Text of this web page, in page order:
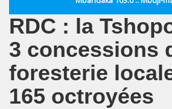
RDC : la
3 concessions
foresterie
165 octroyées